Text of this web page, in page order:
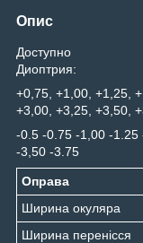
Опис
Доступно
Диоптрия:
+0,75, +1,00, +1,25,
+3,00, +3,25, +3,50,
-0.5 -0.75 -1,00 -
-3,50 -3.75
Оправа
Ширина окуляра
Ширина перенісся